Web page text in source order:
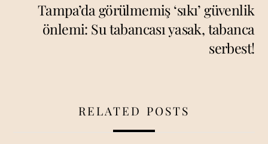
Tampa’da görülmemiş ‘sıkı’ güvenlik
önlemi: Su tabancası yasak, tabanca
serbest!
RELATED POSTS